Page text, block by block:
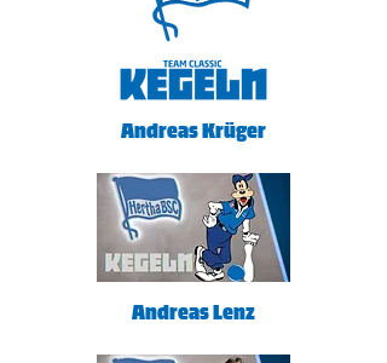
Andreas Krüger
Andreas Lenz